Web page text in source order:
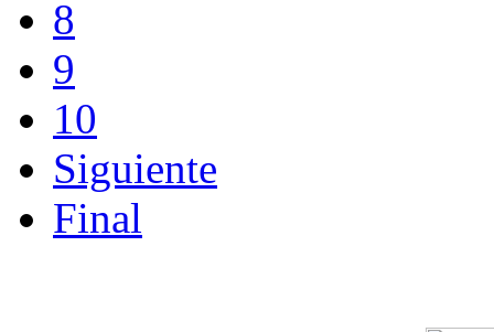
8
9
10
Siguiente
Final